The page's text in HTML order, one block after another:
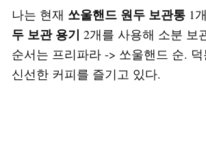
나는 현재 쏘울핸드 원두 보관통 1
두 보관 용기 2개를 사용해 소분 보
순서는 프리파라 -> 쏘울핸드 순.
신선한 커피를 즐기고 있다.